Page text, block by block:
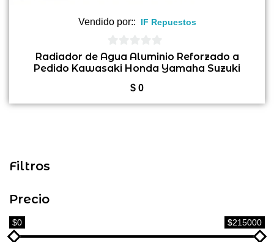
Vendido por:: IF Repuestos
0
de
Radiador de Agua Aluminio Reforzado a
Pedido Kawasaki Honda Yamaha Suzuki
$ 0
Filtros
Precio
$0 $215000